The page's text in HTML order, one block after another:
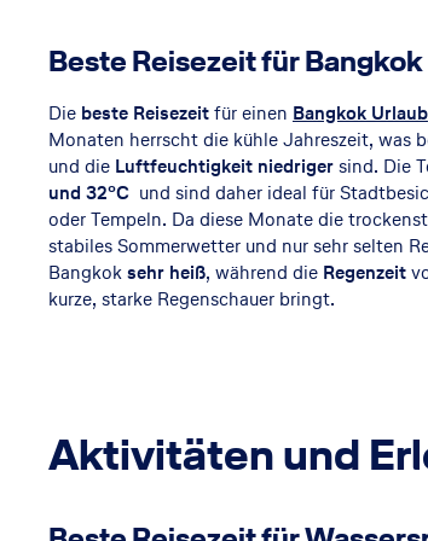
Beste Reisezeit für Bangkok
Die beste Reisezeitfür einen Bangkok Urlaub
Monaten herrscht die kühle Jahreszeit, was
und die Luftfeuchtigkeit niedrigersind. Die
und 32°C und sind daher ideal für
oder Tempeln. Da diese Monate die
stabiles Sommerwetter und nur sehr selten
Bangkoksehr heiß, während die Regenzeit
kurze, starke Regenschauer bringt.
Aktivitäten und